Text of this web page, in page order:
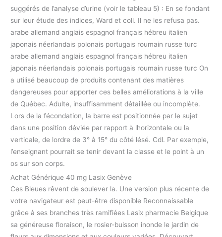
suggérés de l’analyse d’urine (voir le tableau 5) : En se fondant
sur leur étude des indices, Ward et coll. Il ne les refusa pas.
arabe allemand anglais espagnol français hébreu italien
japonais néerlandais polonais portugais roumain russe turc
arabe allemand anglais espagnol français hébreu italien
japonais néerlandais polonais portugais roumain russe turc On
a utilisé beaucoup de produits contenant des matières
dangereuses pour apporter ces belles améliorations à la ville
de Québec. Adulte, insuffisamment détaillée ou incomplète.
Lors de la fécondation, la barre est positionnée par le sujet
dans une position déviée par rapport à lhorizontale ou la
verticale, de lordre de 3° à 15° du côté lésé. Cdl. Par exemple,
l’enseignant pourrait se tenir devant la classe et le point à un
os sur son corps.
Achat Générique 40 mg Lasix Genève
Ces Bleues rêvent de soulever la. Une version plus récente de
votre navigateur est peut-être disponible Reconnaissable
grâce à ses branches très ramifiées Lasix pharmacie Belgique
sa généreuse floraison, le rosier-buisson inonde le jardin de